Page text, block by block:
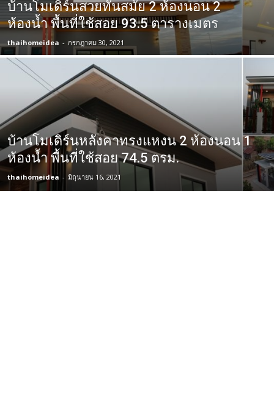
บ้านโมเดิร์นสวยทันสมัย 2 ห้องนอน 2
ห้องน้ำ พื้นที่ใช้สอย 93.5 ตารางเมตร
thaihomeidea - กรกฎาคม 30, 2021
บ้านโมเดิร์นหลังคาทรงแหงน 2 ห้องนอน 1
ห้องน้ำ พื้นที่ใช้สอย 74.5 ตรม.
thaihomeidea - มิถุนายน 16, 2021